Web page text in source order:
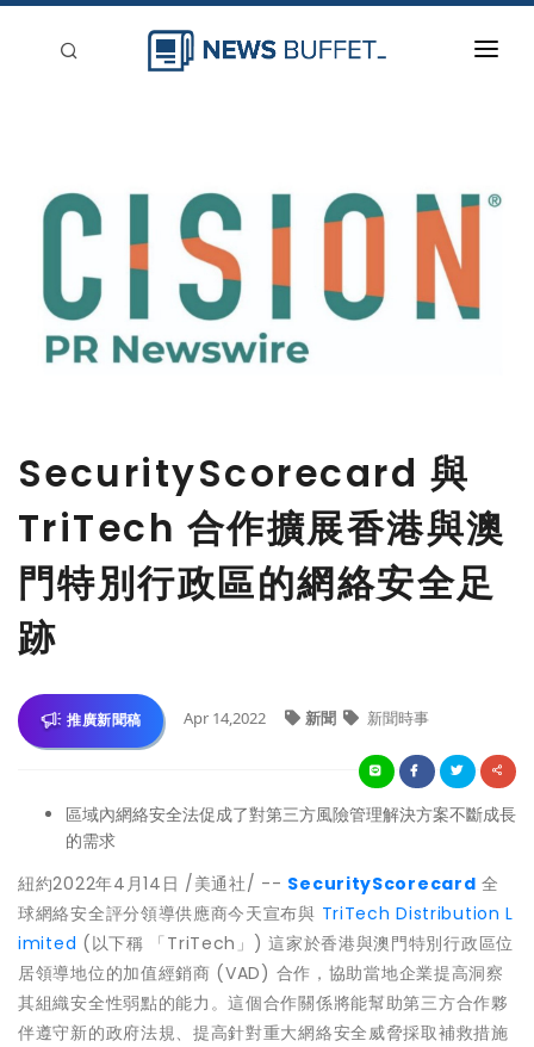
登入
SecurityScorecard 與
TriTech 合作擴展香港與澳
門特別行政區的網絡安全足
跡
推廣新聞稿 Apr 14,2022 新聞 新聞時事
區域內網絡安全法促成了對第三方風險管理解決方案不斷成長
的需求
紐約2022年4月14日 /美通社/ -- SecurityScorecard 全
球網絡安全評分領導供應商今天宣布與 TriTech Distribution L
imited (以下稱 「TriTech」) 這家於香港與澳門特別行政區位
居領導地位的加值經銷商 (VAD) 合作，協助當地企業提高洞察
其組織安全性弱點的能力。這個合作關係將能幫助第三方合作夥
伴遵守新的政府法規、提高針對重大網絡安全威脅採取補救措施